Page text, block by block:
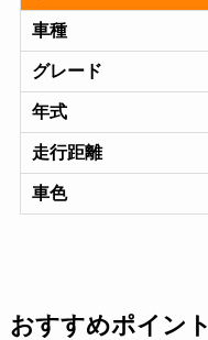
車種
グレード
年式
走行距離
車色
おすすめポイント